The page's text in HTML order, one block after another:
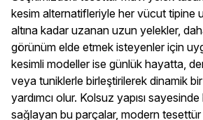
kesim alternatifleriyle her vücut tipine
altına kadar uzanan uzun yelekler,
görünüm elde etmek isteyenler için
kesimli modeller ise günlük hayatta,
veya tuniklerle birleştirilerek dinamik
yardımcı olur. Kolsuz yapısı
sağlayan bu parçalar, modern tesettür